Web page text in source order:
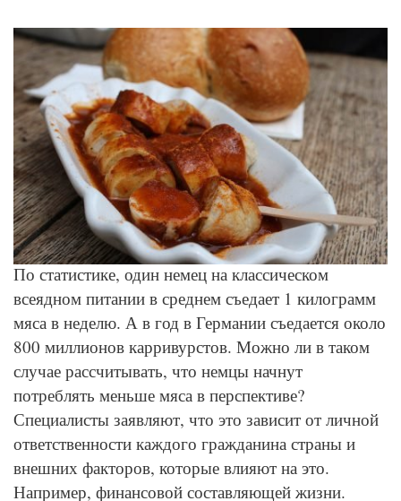
© Pixabay
По статистике, один немец на классическом
всеядном питании в среднем съедает 1 килограмм
мяса в неделю. А в год в Германии съедается около
800 миллионов карривурстов. Можно ли в таком
случае рассчитывать, что немцы начнут
потреблять меньше мяса в перспективе?
Специалисты заявляют, что это зависит от личной
ответственности каждого гражданина страны и
внешних факторов, которые влияют на это.
Например, финансовой составляющей жизни.